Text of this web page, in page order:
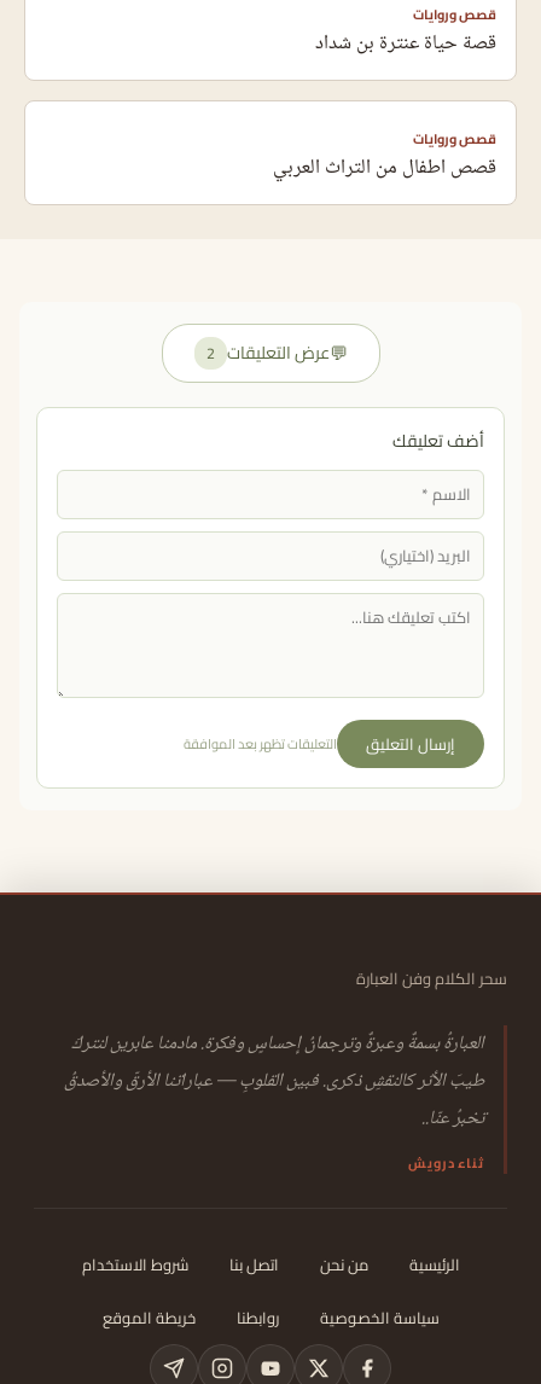
قصص وروايات
قصة حياة عنترة بن شداد
قصص وروايات
قصص اطفال من التراث العربي
💬عرض التعليقات 2
أضف تعليقك
إرسال التعليق التعليقات تظهر بعد الموافقة
سحر الكلام وفن العبارة
العبارةُ بسمةٌ وعبرةٌ وترجمانُ إحساسٍ وفكرة. مادمنا عابرين لنتركَ
طيبَ الأثر كالنقشِ ذكرى. فبين القلوبِ — عباراتنا الأرقّ والأصدقُ
تخبرُ عنّا..
ثناء درويش
الرئيسية من نحن اتصل بنا
شروط الاستخدام
سياسة الخصوصية
روابطنا خريطة الموقع